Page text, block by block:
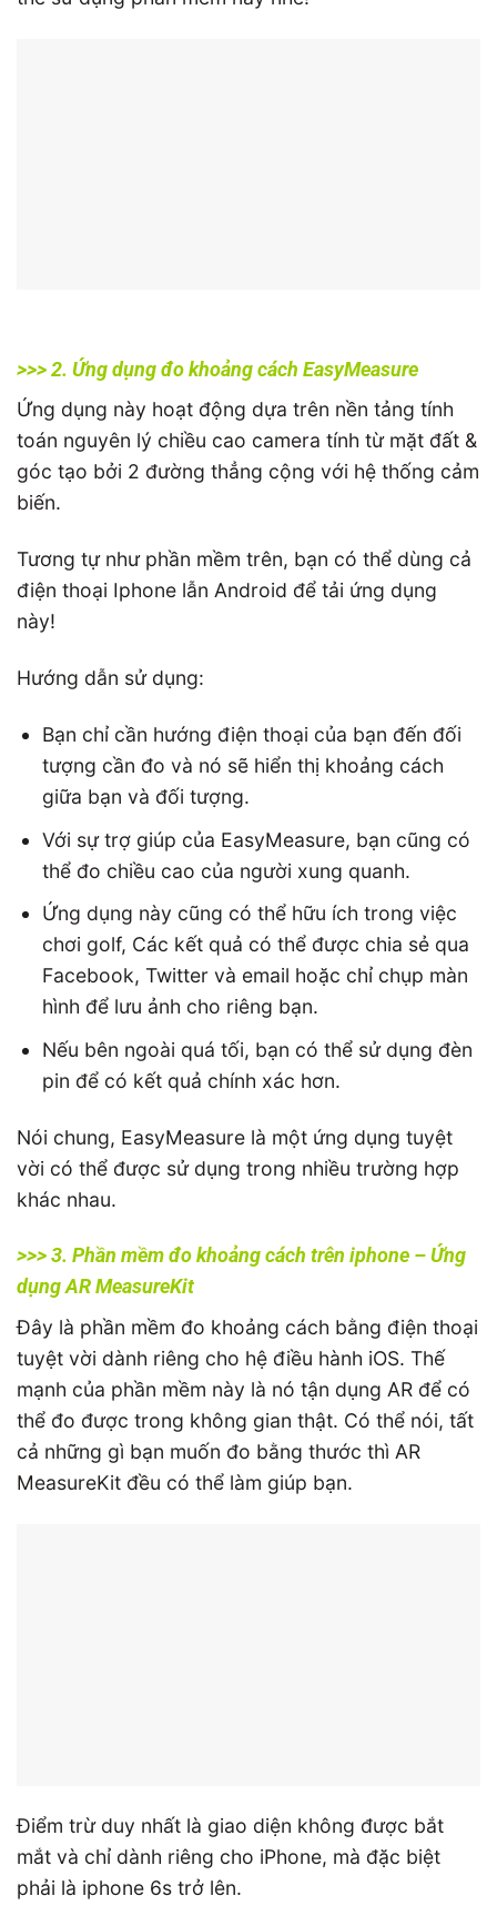
>>> 2. Ứng dụng đo khoảng cách EasyMeasure
Ứng dụng này hoạt động dựa trên nền tảng tính
toán nguyên lý chiều cao camera tính từ mặt đất &
góc tạo bởi 2 đường thẳng cộng với hệ thống cảm
biến.
Tương tự như phần mềm trên, bạn có thể dùng cả
điện thoại Iphone lẫn Android để tải ứng dụng
này!
Hướng dẫn sử dụng:
Bạn chỉ cần hướng điện thoại của bạn đến đối
tượng cần đo và nó sẽ hiển thị khoảng cách
giữa bạn và đối tượng.
Với sự trợ giúp của EasyMeasure, bạn cũng có
thể đo chiều cao của người xung quanh.
Ứng dụng này cũng có thể hữu ích trong việc
chơi golf, Các kết quả có thể được chia sẻ qua
Facebook, Twitter và email hoặc chỉ chụp màn
hình để lưu ảnh cho riêng bạn.
Nếu bên ngoài quá tối, bạn có thể sử dụng đèn
pin để có kết quả chính xác hơn.
Nói chung, EasyMeasure là một ứng dụng tuyệt
vời có thể được sử dụng trong nhiều trường hợp
khác nhau.
>>> 3. Phần mềm đo khoảng cách trên iphone – Ứng
dụng AR MeasureKit
Đây là phần mềm đo khoảng cách bằng điện thoại
tuyệt vời dành riêng cho hệ điều hành iOS. Thế
mạnh của phần mềm này là nó tận dụng AR để có
thể đo được trong không gian thật. Có thể nói, tất
cả những gì bạn muốn đo bằng thước thì AR
MeasureKit đều có thể làm giúp bạn.
Điểm trừ duy nhất là giao diện không được bắt
mắt và chỉ dành riêng cho iPhone, mà đặc biệt
phải là iphone 6s trở lên.